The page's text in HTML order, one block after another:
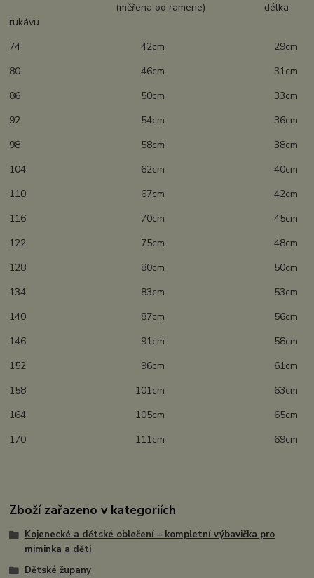
(měřena od ramene) délka
rukávu
74 42cm 29cm
80 46cm 31cm
86 50cm 33cm
92 54cm 36cm
98 58cm 38cm
104 62cm 40cm
110 67cm 42cm
116 70cm 45cm
122 75cm 48cm
128 80cm 50cm
134 83cm 53cm
140 87cm 56cm
146 91cm 58cm
152 96cm 61cm
158 101cm 63cm
164 105cm 65cm
170 111cm 69cm
Zboží zařazeno v kategoriích
Kojenecké a dětské oblečení – kompletní výbavička pro
miminka a děti
Dětské župany